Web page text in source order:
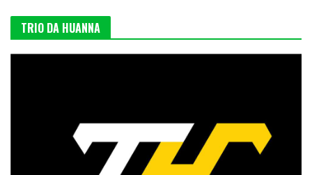
TRIO DA HUANNA